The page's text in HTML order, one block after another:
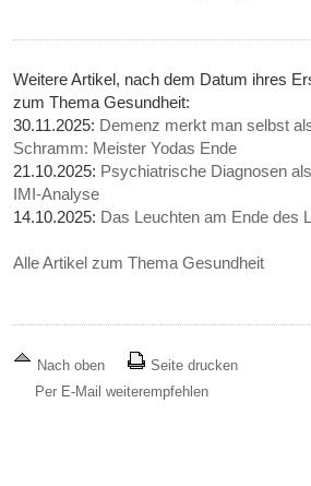
Weitere Artikel, nach dem Datum ihres
zum Thema Gesundheit:
30.11.2025: Demenz merkt man selbst
Schramm: Meister Yodas Ende
21.10.2025: Psychiatrische Diagnosen
IMI-Analyse
14.10.2025: Das Leuchten am Ende des
Alle Artikel zum Thema Gesundheit
Nach oben
Seite drucken
Per E-Mail weiterempfehlen